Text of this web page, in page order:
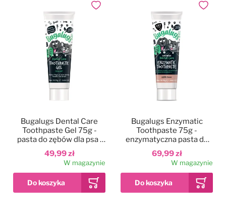
49,99 zł
Bugalugs Dental Care
Toothpaste Gel 75g -
pasta do zębów dla psa i
kota, miętowy żel
W magazynie
Dodaj do ulubionych
69,99 zł
Bugalugs Enzymatic
Toothpaste 75g -
enzymatyczna pasta do
zębów dla psa i kota, o
smaku wątróbki
W magazynie
Dodaj